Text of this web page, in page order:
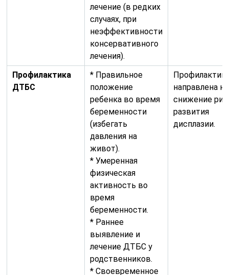
лечение (в редких
случаях, при
неэффективности
консервативного
лечения).
Профилактика
ДТБС
* Правильное
положение
ребенка во время
беременности
(избегать
давления на
живот).
* Умеренная
физическая
активность во
время
беременности.
* Раннее
выявление и
лечение ДТБС у
родственников.
* Своевременное
направлена на
снижение
развития
дисплазии.